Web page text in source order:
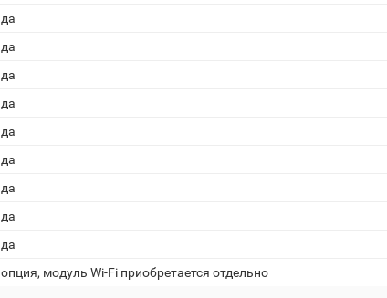
да
да
да
да
да
да
да
да
да
опция, модуль Wi-Fi приобретается отдельно